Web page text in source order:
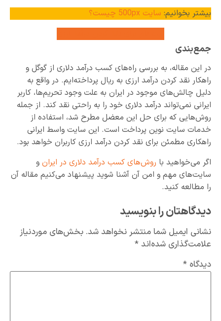
بیشتر بخوانیم: سایت 500px چیست؟
جمع‌بندی
در این مقاله، به بررسی راه‌های کسب درآمد دلاری از گوگل و
راهکار نقد کردن درآمد ارزی به ریال پرداخته‌ایم. در واقع به
دلیل چالش‌های موجود در ایران به علت وجود تحریم‌ها، کاربر
ایرانی نمی‌تواند درآمد دلاری خود را به راحتی نقد کند. از جمله
روش‌هایی که برای حل این معضل مطرح شد، استفاده از
خدمات سایت نوین پرداخت است‌. این سایت واسط ایرانی
راهکاری مطمئن برای نقد کردن درآمد ارزی کاربران خواهد بود.
اگر می‌خواهید با روش‌های کسب درآمد دلاری در ایران و
سایت‌های مهم و امن آن آشنا شوید پیشنهاد می‌کنیم مقاله آن
را مطالعه کنید.
دیدگاهتان را بنویسید
نشانی ایمیل شما منتشر نخواهد شد. بخش‌های موردنیاز
علامت‌گذاری شده‌اند*
دیدگاه *